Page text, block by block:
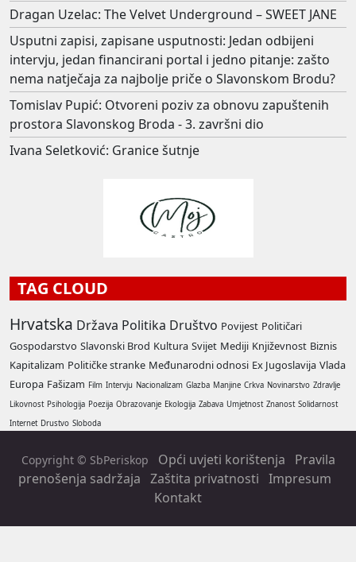
Dragan Uzelac: The Velvet Underground – SWEET JANE
Usputni zapisi, zapisane usputnosti: Jedan odbijeni
intervju, jedan financirani portal i jedno pitanje: zašto
nema natječaja za najbolje priče o Slavonskom Brodu?
Tomislav Pupić: Otvoreni poziv za obnovu zapuštenih
prostora Slavonskog Broda - 3. završni dio
Ivana Seletković: Granice šutnje
TAG CLOUD
Hrvatska Država Politika Društvo Povijest Političari
Gospodarstvo Slavonski Brod Kultura Svijet Mediji Književnost Biznis
Kapitalizam Političke stranke Međunarodni odnosi Ex Jugoslavija Vlada
Europa Fašizam Film Intervju Nacionalizam Glazba Manjine Crkva Novinarstvo Zdravlje
Likovnost Psihologija Poezija Obrazovanje Ekologija Zabava Umjetnost Znanost Solidarnost
Internet Drustvo Sloboda
Copyright © SbPeriskop Opći uvjeti korištenja
Pravila
prenošenja sadržaja Zaštita privatnosti Impresum
Kontakt